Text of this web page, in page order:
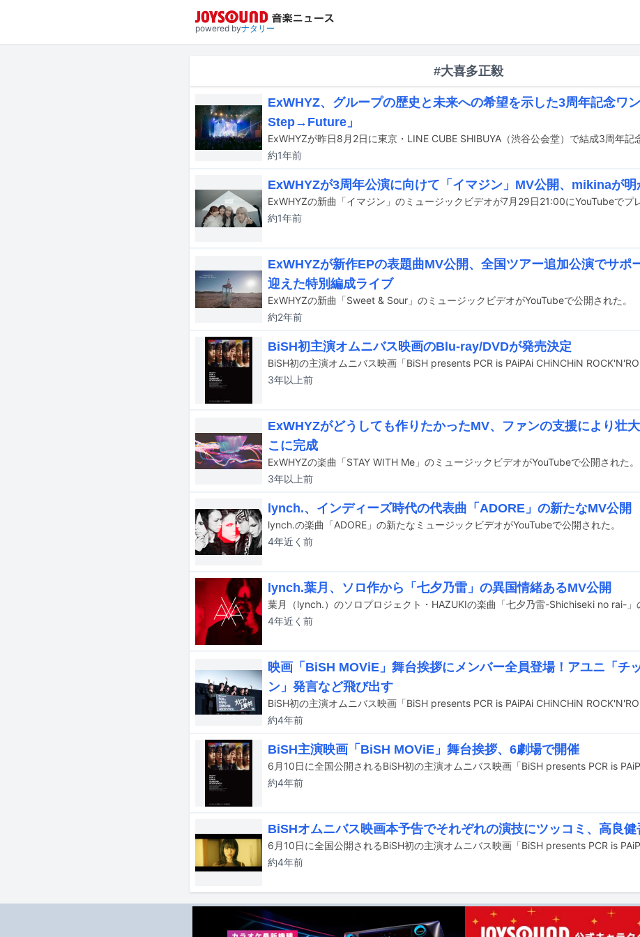
powered byナタリー
#大喜多正毅
ExWHYZ、グループの歴史と未来への希望を示した3周年記念ワ
Step→Future」
約1年前
ExWHYZが3周年公演に向けて「イマジン」MV公開、mikinaが
ExWHYZの新曲「イマジン」のミュージックビデオが7月29日21:00にYouTubeでプ
約1年前
ExWHYZが新作EPの表題曲MV公開、全国ツアー追加公演でサポ
迎えた特別編成ライブ
ExWHYZの新曲「Sweet & Sour」のミュージックビデオがYouTubeで公開された。
約2年前
BiSH初主演オムニバス映画のBlu-ray/DVDが発売決定
3年以上前
ExWHYZがどうしても作りたかったMV、ファンの支援により壮
こに完成
ExWHYZの楽曲「STAY WITH Me」のミュージックビデオがYouTubeで公開された。
3年以上前
lynch.、インディーズ時代の代表曲「ADORE」の新たなMV公開
lynch.の楽曲「ADORE」の新たなミュージックビデオがYouTubeで公開された。
4年近く 前
lynch.葉月、ソロ作から「七夕乃雷」の異国情緒あるMV公開
4年近く 前
映画「BiSH MOViE」舞台挨拶にメンバー全員登場！アユニ「チ
ン」発言など飛び出す
約4年前
BiSH主演映画「BiSH MOViE」舞台挨拶、6劇場で開催
約4年前
BiSHオムニバス映画本予告でそれぞれの演技にツッコミ、高良
約4年前